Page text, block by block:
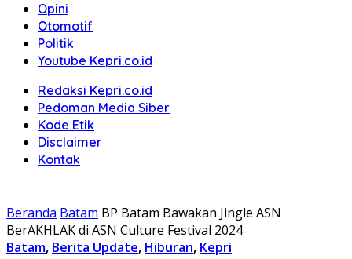
Opini
Otomotif
Politik
Youtube Kepri.co.id
Redaksi Kepri.co.id
Pedoman Media Siber
Kode Etik
Disclaimer
Kontak
Beranda Batam BP Batam Bawakan Jingle ASN
BerAKHLAK di ASN Culture Festival 2024
Batam, Berita Update, Hiburan, Kepri